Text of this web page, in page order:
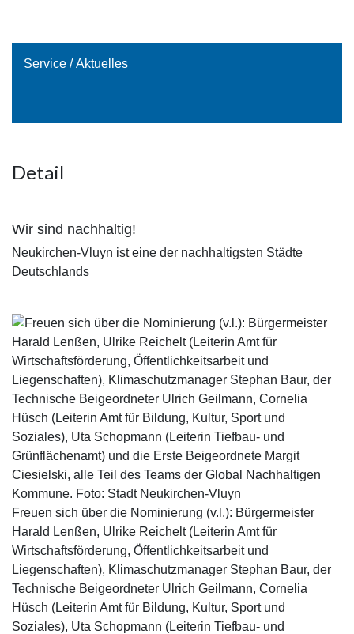
Service / Aktuelles
Detail
Wir sind nachhaltig!
Neukirchen-Vluyn ist eine der nachhaltigsten Städte
Deutschlands
Freuen sich über die Nominierung (v.l.): Bürgermeister
Harald Lenßen, Ulrike Reichelt (Leiterin Amt für
Wirtschaftsförderung, Öffentlichkeitsarbeit und
Liegenschaften), Klimaschutzmanager Stephan Baur, der
Technische Beigeordneter Ulrich Geilmann, Cornelia
Hüsch (Leiterin Amt für Bildung, Kultur, Sport und
Soziales), Uta Schopmann (Leiterin Tiefbau- und